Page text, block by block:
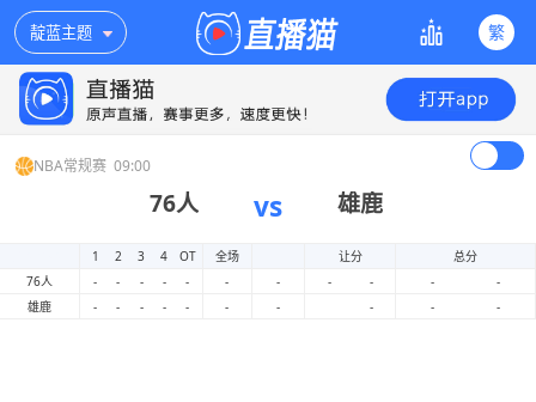
靛蓝主题 繁
NBA常规赛09:00
76人 vs 雄鹿
1 2 3 4 OT 全场 让分
总分
76人
- - - - - - - - - -
-
雄鹿
- - - - - - - - - -